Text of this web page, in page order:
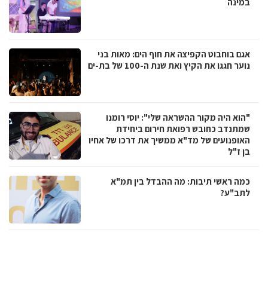
אגם בוחבוט הקפיצה את חוף הים: מאות בני
נוער חגגו את הקיץ ואת שנת ה-100 של בת-ים
"הוא היה מקור ההשראה שלי": יוסי רומנו
שמתנדב כחובש רפואת חירום ביחידת
האופנועים של מד"א ממשיך את דרכו של אחיו
בן ז"ל
כמה ראשי תיבות: מה ההבדל בין תמ"א
לתב"ע?